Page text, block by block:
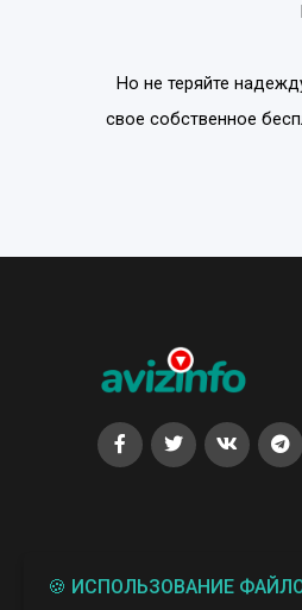
Но не теряйте
свое собственное
🍪 ИСПОЛЬЗОВАНИЕ